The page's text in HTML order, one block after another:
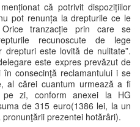
că potrivit dispozițiilor
pot renunța la drepturile ce le
tranzacție prin care se
recunoscute de lege
este lovită de nulitate”.
este expres prevăzut de
consecinţă reclamantului i se
al cărei cuantum urmează a fi
zi, conform anexei la HG
de 315 euro(1386 lei, la un
prezentei hotărâri).